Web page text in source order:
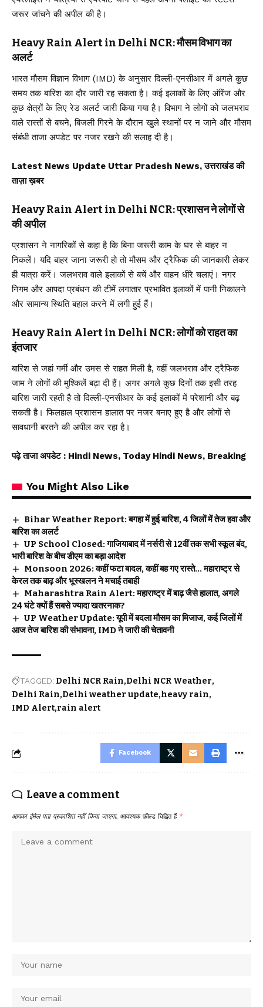
जरूर जांचने की अपील की है।
Heavy Rain Alert in Delhi NCR: मौसम विभाग का
अलर्ट
भारत मौसम विज्ञान विभाग (IMD) के अनुसार दिल्ली-एनसीआर में अगले कुछ
समय तक बारिश का दौर जारी रह सकता है। कई इलाकों के लिए ऑरेंज और
कुछ क्षेत्रों के लिए रेड अलर्ट जारी किया गया है। विभाग ने लोगों को जलभराव
वाले रास्तों से बचने, बिजली गिरने के दौरान खुले स्थानों पर न जाने और मौसम
संबंधी ताजा अपडेट पर नजर रखने की सलाह दी है।
Latest News Update Uttar Pradesh News, उत्तराखंड की
ताज़ा ख़बर
Heavy Rain Alert in Delhi NCR: प्रशासन ने लोगों से
की अपील
प्रशासन ने नागरिकों से कहा है कि बिना जरूरी काम के घर से बाहर न
निकलें। यदि बाहर जाना जरूरी हो तो मौसम और ट्रैफिक की जानकारी लेकर
ही यात्रा करें। जलभराव वाले इलाकों से बचें और वाहन धीरे चलाएं। नगर
निगम और आपदा प्रबंधन की टीमें लगातार प्रभावित इलाकों में पानी निकालने
और सामान्य स्थिति बहाल करने में लगी हुई हैं।
Heavy Rain Alert in Delhi NCR: लोगों को राहत का
इंतजार
बारिश से जहां गर्मी और उमस से राहत मिली है, वहीं जलभराव और ट्रैफिक
जाम ने लोगों की मुश्किलें बढ़ा दी हैं। अगर अगले कुछ दिनों तक इसी तरह
बारिश जारी रहती है तो दिल्ली-एनसीआर के कई इलाकों में परेशानी और बढ़
सकती है। फिलहाल प्रशासन हालात पर नजर बनाए हुए है और लोगों से
सावधानी बरतने की अपील कर रहा है।
पढ़े ताजा अपडेट : Hindi News, Today Hindi News, Breaking
You Might Also Like
Bihar Weather Report: बगहा में हुई बारिश, 4 जिलों में तेज हवा और
बारिश का अलर्ट
UP School Closed: गाजियाबाद में नर्सरी से 12वीं तक सभी स्कूल बंद,
भारी बारिश के बीच डीएम का बड़ा आदेश
Monsoon 2026: कहीं फटा बादल, कहीं बह गए रास्ते… महाराष्ट्र से
केरल तक बाढ़ और भूस्खलन ने मचाई तबाही
Maharashtra Rain Alert: महाराष्ट्र में बाढ़ जैसे हालात, अगले
24 घंटे क्यों हैं सबसे ज्यादा खतरनाक?
UP Weather Update: यूपी में बदला मौसम का मिजाज, कई जिलों में
आज तेज बारिश की संभावना, IMD ने जारी की चेतावनी
TAGGED: Delhi NCR Rain Delhi NCR Weather
Delhi Rain Delhi weather update heavy rain
IMD Alert rain alert
Facebook
Leave a comment
आपका ईमेल पता प्रकाशित नहीं किया जाएगा. आवश्यक फ़ील्ड चिह्नित हैं *